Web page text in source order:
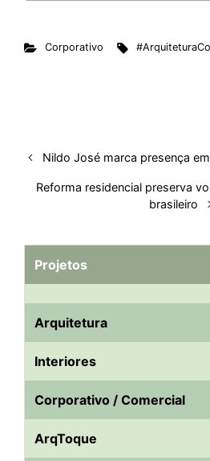
Corporativo
Nildo José marca presença
Reforma residencial preserva
brasileiro
Projetos
Arquitetura
Interiores
Corporativo / Comercial
ArqToque